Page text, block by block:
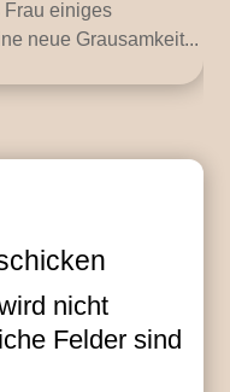
Frau einiges
neue Grausamkeit...
nicht
Felder sind